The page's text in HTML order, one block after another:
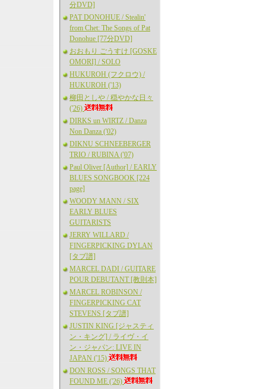
分DVD]
PAT DONOHUE / Stealin'
from Chet: The Songs of Pat
Donohue [77分DVD]
おおもり ごうすけ [GOSKE
OMORI] / SOLO
HUKUROH (フクロウ) /
HUKUROH ('13)
柳田としや / 穏やかな日々
('26)
DIRKS un WIRTZ / Danza
Non Danza ('02)
DIKNU SCHNEEBERGER
TRIO / RUBINA ('07)
Paul Oliver [Author] / EARLY
BLUES SONGBOOK [224
page]
WOODY MANN / SIX
EARLY BLUES
GUITARISTS
JERRY WILLARD /
FINGERPICKING DYLAN
[タブ譜]
MARCEL DADI / GUITARE
POUR DEBUTANT [教則本]
MARCEL ROBINSON /
FINGERPICKING CAT
STEVENS [タブ譜]
JUSTIN KING [ジャスティ
ン・キング] / ライヴ・イ
ン・ジャパン: LIVE IN
JAPAN ('15)
DON ROSS / SONGS THAT
FOUND ME ('26)